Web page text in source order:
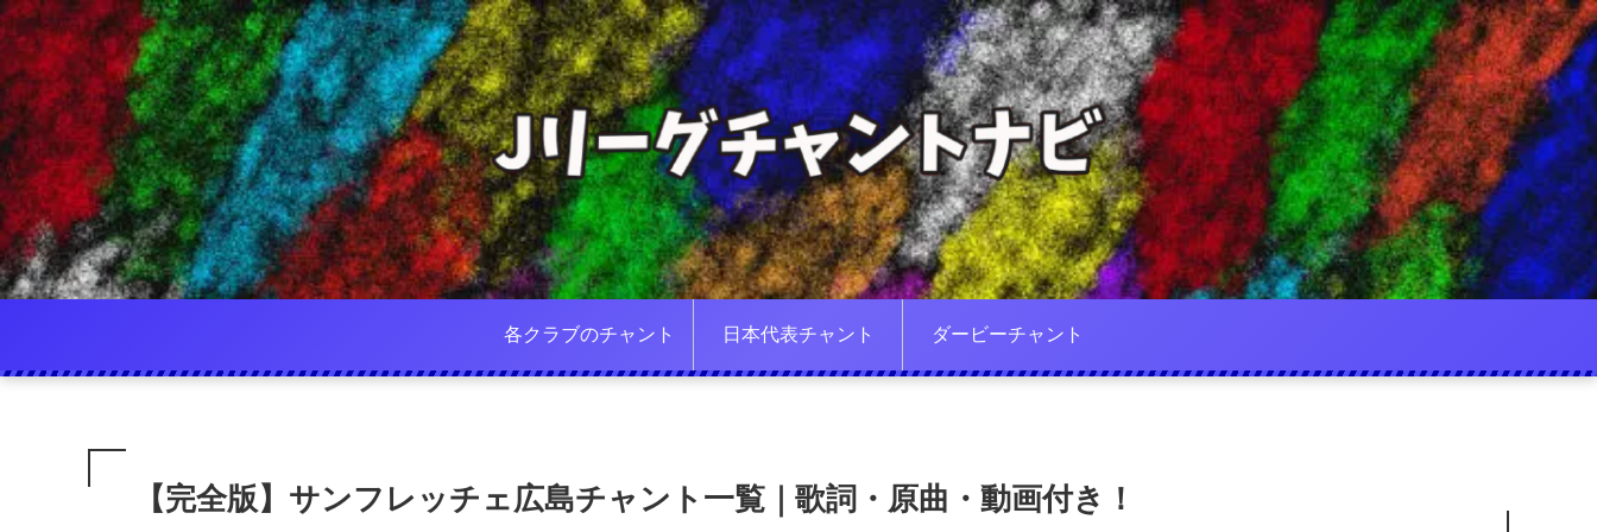
各クラブのチャント 日本代表チャント ダービーチャント
【完全版】サンフレッチェ広島チャント一覧｜歌詞・原曲・動画付き！